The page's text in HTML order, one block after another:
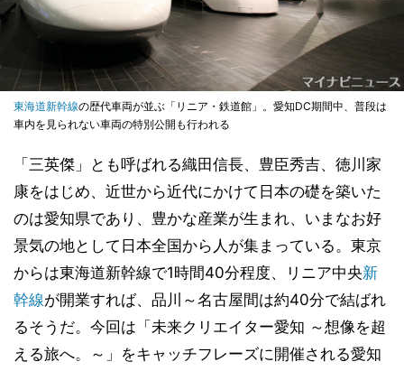
東海道新幹線の歴代車両が並ぶ「リニア・鉄道館」。愛知DC期間中、普段は
車内を見られない車両の特別公開も行われる
「三英傑」とも呼ばれる織田信長、豊臣秀吉、徳川家
康をはじめ、近世から近代にかけて日本の礎を築いた
のは愛知県であり、豊かな産業が生まれ、いまなお好
景気の地として日本全国から人が集まっている。東京
からは東海道新幹線で1時間40分程度、リニア中央新
幹線が開業すれば、品川～名古屋間は約40分で結ばれ
るそうだ。今回は「未来クリエイター愛知 ～想像を超
える旅へ。～」をキャッチフレーズに開催される愛知